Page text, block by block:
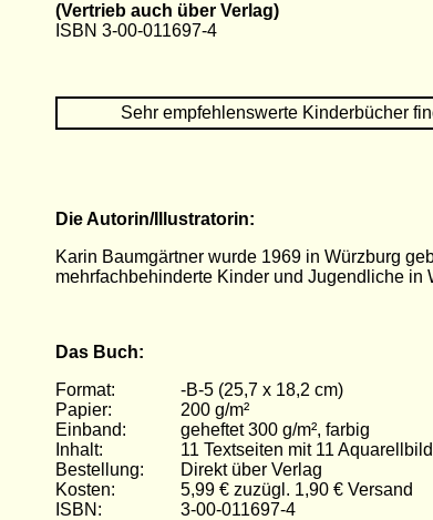
(Vertrieb auch über Verlag)
ISBN 3-00-011697-4
Sehr empfehlenswerte Kinderbücher
Die Autorin/Illustratorin:
Karin Baumgärtner wurde 1969 in Würzburg
mehrfachbehinderte Kinder und Jugendliche
Das Buch:
Format:
-B-5 (25,7 x 18,2 cm)
Papier:
200 g/m²
Einband:
geheftet 300 g/m², farbig
Inhalt:
11 Textseiten mit 11
Bestellung:
Direkt über Verlag
Kosten:
5,99 € zuzügl. 1,90 € Versand
ISBN:
3-00-011697-4